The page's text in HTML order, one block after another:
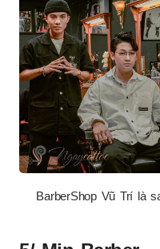
BarberShop Vũ Trí là